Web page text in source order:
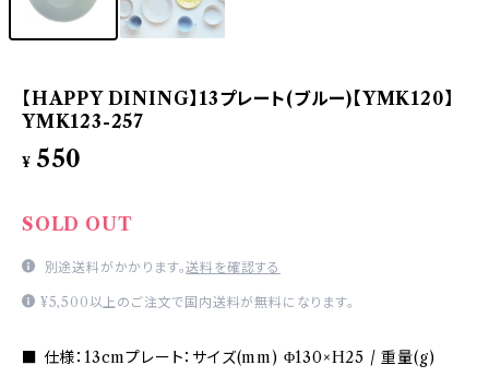
【HAPPY DINING】13プレート(ブルー)【YMK120】
YMK123-257
¥ 550
SOLD OUT
別途送料がかかります。送料を確認する
¥5,500以上のご注文で国内送料が無料になります。
■ 仕様：13cmプレート：サイズ(mm) Φ130×H25 / 重量(g)